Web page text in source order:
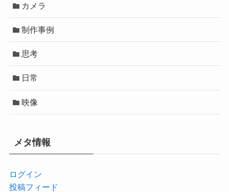
カメラ
制作事例
思考
日常
映像
メタ情報
ログイン
投稿フィード